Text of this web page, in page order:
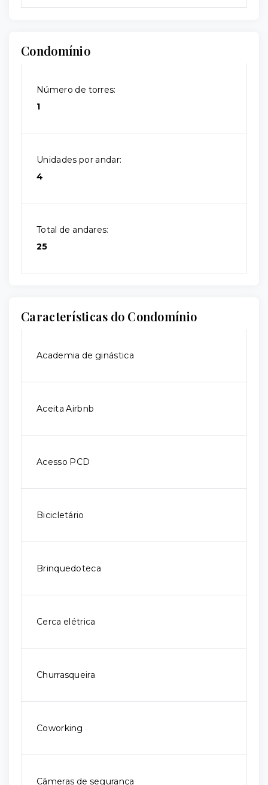
Condomínio
Número de torres:
1
Unidades por andar:
4
Total de andares:
25
Características do Condomínio
Academia de ginástica
Aceita Airbnb
Acesso PCD
Bicicletário
Brinquedoteca
Cerca elétrica
Churrasqueira
Coworking
Câmeras de segurança